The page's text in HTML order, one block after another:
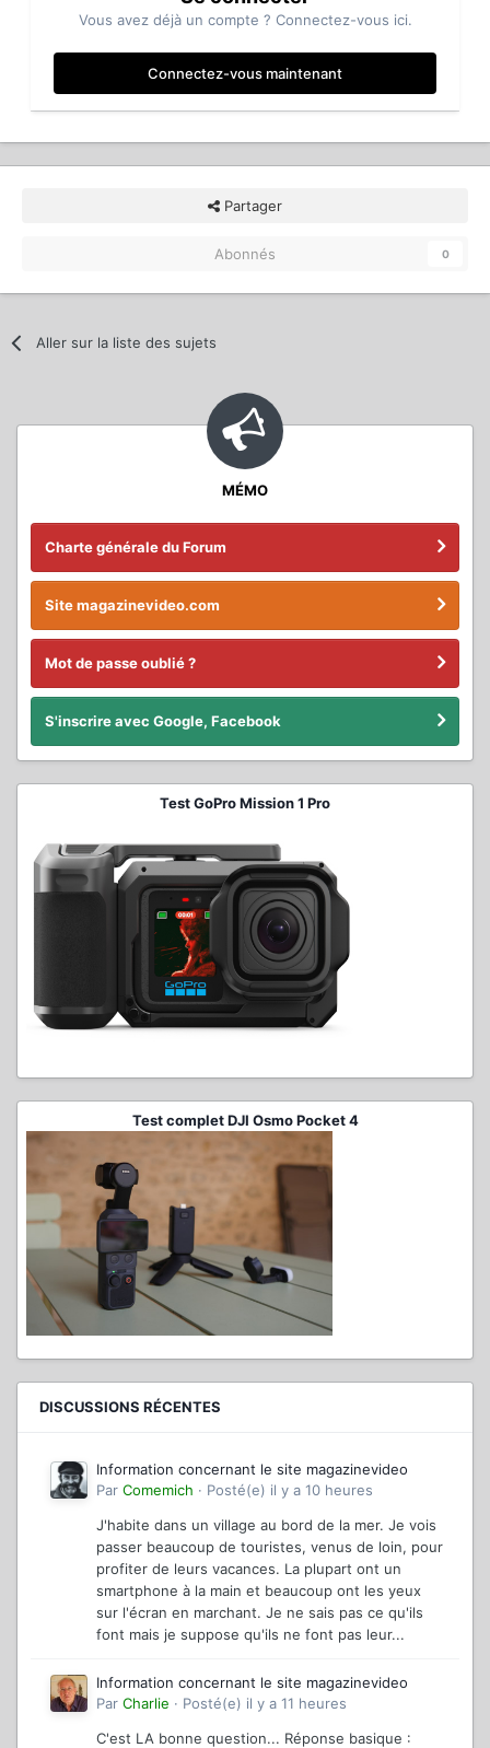
Vous avez déjà un compte ? Connectez-vous ici.
Connectez-vous maintenant
Partager
Abonnés 0
Aller sur la liste des sujets
MÉMO
Charte générale du Forum
Site magazinevideo.com
Mot de passe oublié ?
S'inscrire avec Google, Facebook
Test GoPro Mission 1 Pro
Test complet DJI Osmo Pocket 4
DISCUSSIONS RÉCENTES
Information concernant le site magazinevideo
Par Comemich · Posté(e) il y a 10 heures
J'habite dans un village au bord de la mer. Je vois
passer beaucoup de touristes, venus de loin, pour
profiter de leurs vacances. La plupart ont un
smartphone à la main et beaucoup ont les yeux
sur l'écran en marchant. Je ne sais pas ce qu'ils
font mais je suppose qu'ils ne font pas leur...
Information concernant le site magazinevideo
Par Charlie · Posté(e) il y a 11 heures
C'est LA bonne question... Réponse basique :